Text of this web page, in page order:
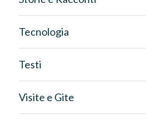
Tecnologia
Testi
Visite e Gite